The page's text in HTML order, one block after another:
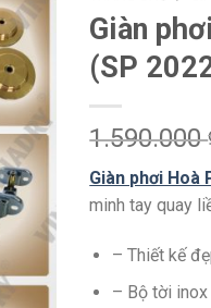
Giàn
(SP
1.590.000
Giàn phơi Hoà
minh tay quay
– Thiết kế
– Bộ tời inox